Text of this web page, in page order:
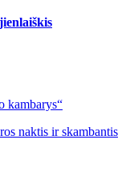
kambarys“
naktis ir skambantis